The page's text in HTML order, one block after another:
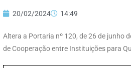
20/02/2024 14:49
Altera a Portaria nº 120, de 26 de junho
de Cooperação entre Instituições para